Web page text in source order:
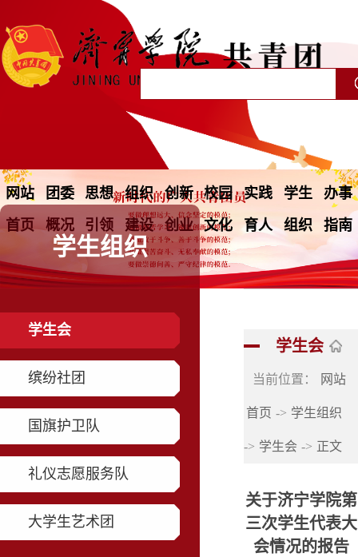
网站
首页
团委
概况
思想
引领
组织
建设
创新
创业
校园
文化
实践
育人
学生
组织
办事
指南
学生组织
学生会
缤纷社团
国旗护卫队
礼仪志愿服务队
大学生艺术团
学生会
当前位置： 网站
首页 -> 学生组织
-> 学生会 -> 正文
关于济宁学院第
三次学生代表大
会情况的报告